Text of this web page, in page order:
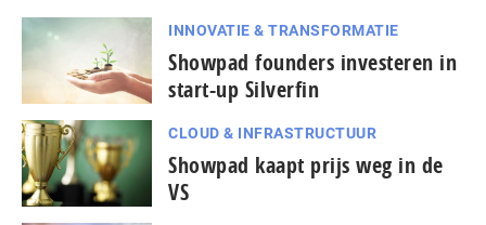
INNOVATIE & TRANSFORMATIE
Showpad founders investeren in
start-up Silverfin
CLOUD & INFRASTRUCTUUR
Showpad kaapt prijs weg in de
VS